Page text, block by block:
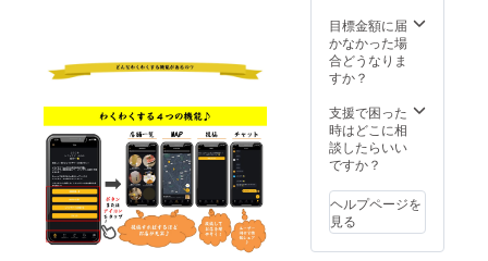
だきま
す！
※②の登
は簡単
な審査
をさせ
ていた
す（公
序良俗
に反し
ていな
アカウ
ントさ
えあれ
ば大丈
す。一
部
Google
Apps
（GAS
）を使
用しま
すが、
目標金額に届
かなかった場
合どうなりま
すか？
支援で困った
時はどこに相
談したらいい
ですか？
ヘルプページを
見る